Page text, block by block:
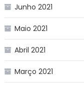
Junho 2021
Maio 2021
Abril 2021
Março 2021